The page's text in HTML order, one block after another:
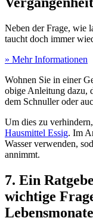
Neben der Frage, wie
taucht doch immer
» Mehr Informationen
Wohnen Sie in einer
obige Anleitung dazu,
dem Schnuller oder
Um dies zu
Hausmittel Essig. Im
Wasser verwenden,
annimmt.
7. Ein
wichtige